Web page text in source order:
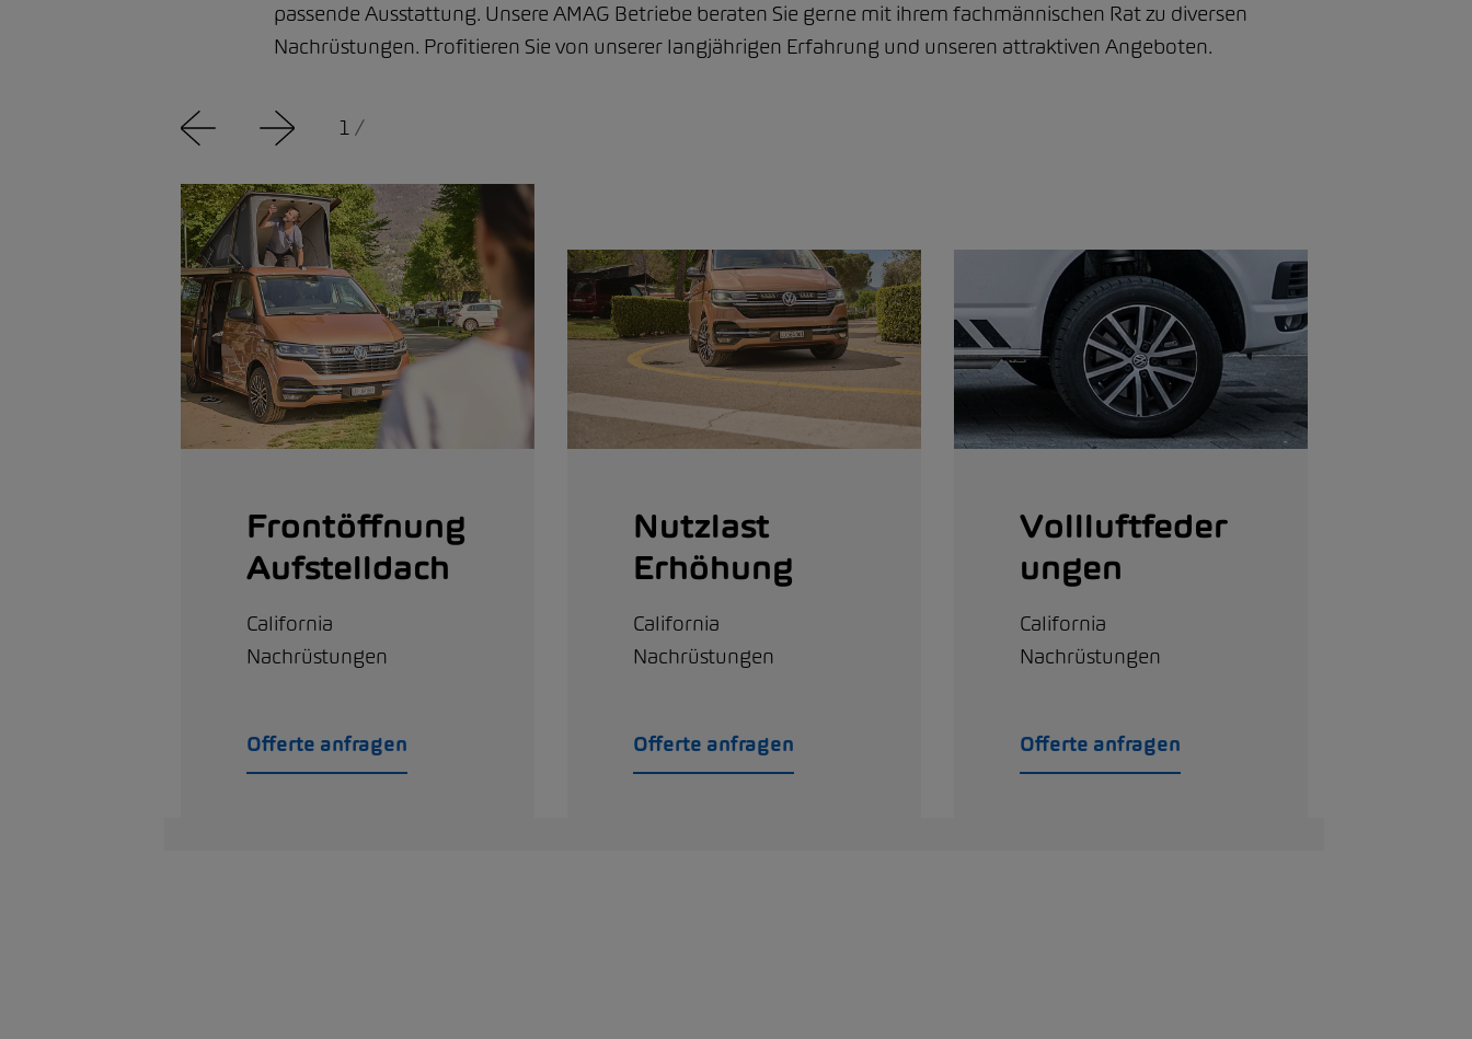
passende Ausstattung. Unsere AMAG Betriebe beraten Sie gerne mit ihrem fachmännischen Rat zu diversen
Nachrüstungen. Profitieren Sie von unserer langjährigen Erfahrung und unseren attraktiven Angeboten.
1 /
Frontöffnung
Aufstelldach
California
Nachrüstungen
Offerte anfragen
Nutzlast
Erhöhung
California
Nachrüstungen
Offerte anfragen
Vollluftfeder
ungen
California
Nachrüstungen
Offerte anfragen